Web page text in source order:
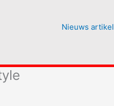
Nieuws artikel